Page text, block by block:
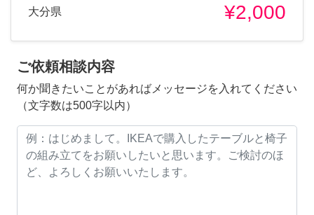
大分県 ¥2,000
ご依頼相談内容
何か聞きたいことがあればメッセージを入れてください
（文字数は500字以内）